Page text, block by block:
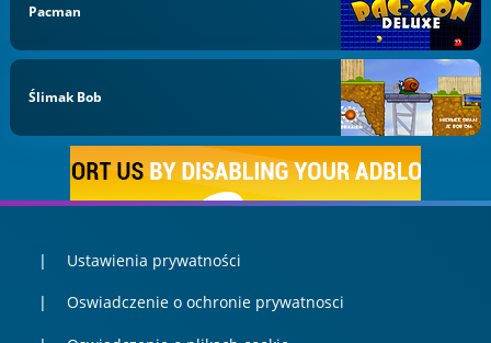
Pacman
Ślimak Bob
Ustawienia prywatności
Oswiadczenie o ochronie prywatnosci